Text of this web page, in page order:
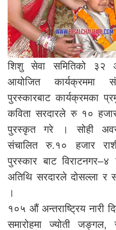
शिशु सेवा समितिको ३२ औं
आयोजित कार्यक्रममा
पुरस्कारबाट कार्यक्रमका
कविता सरदारले रु १० हजार
पुरस्कृत गरे । सोही
संचालित रु.१० हजार
पुरस्कार बाट विराटनगर–४
अतिथि सरदारले दोसल्ला र
।
१०५ औं अन्तराष्ट्रिय नारी
समारोहमा ज्योती जङ्गल,